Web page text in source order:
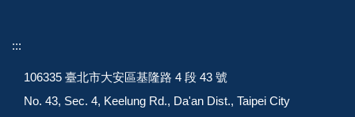
:::
106335 臺北市大安區基隆路 4 段 43 號
No. 43, Sec. 4, Keelung Rd., Da'an Dist., Taipei City